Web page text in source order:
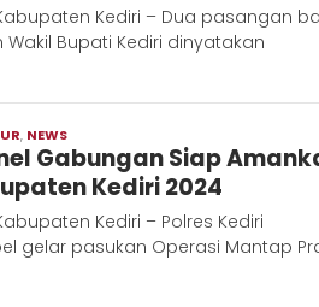
Kediri – Dua pasangan
Bupati Kediri dinyatakan
, NEWS
Hadi
Gabungan Siap
Kediri 2024
Kediri – Polres Kediri
gelar pasukan Operasi Mantap